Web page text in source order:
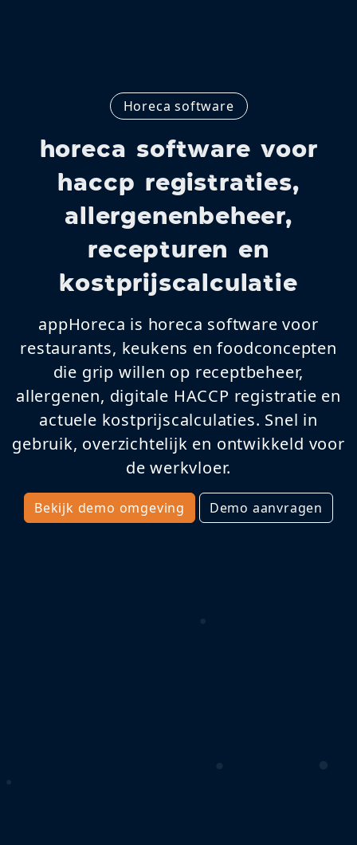
Horeca software
horeca software voor
haccp registraties,
allergenenbeheer,
recepturen en
kostprijscalculatie
appHoreca is horeca software voor
restaurants, keukens en foodconcepten
die grip willen op receptbeheer,
allergenen, digitale HACCP registratie en
actuele kostprijscalculaties. Snel in
gebruik, overzichtelijk en ontwikkeld voor
de werkvloer.
Bekijk demo omgeving Demo aanvragen